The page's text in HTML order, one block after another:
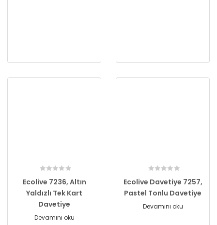
Ecolive 7236, Altın
Yaldızlı Tek Kart
Davetiye
Devamını oku
Ecolive Davetiye 7257,
Pastel Tonlu Davetiye
Devamını oku